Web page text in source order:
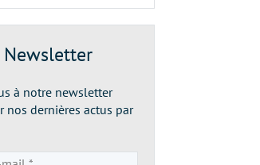
Newsletter
à notre newsletter
nos dernières actus par